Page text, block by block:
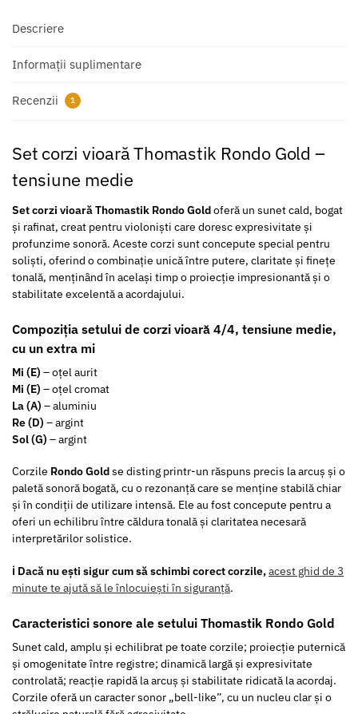
Descriere
Informații suplimentare
Recenzii 1
Set corzi vioară Thomastik Rondo Gold –
tensiune medie
Set corzi vioară Thomastik Rondo Goldoferă un sunet cald, bogat
și rafinat, creat pentru violoniști care doresc expresivitate și
profunzime sonoră. Aceste corzi sunt concepute special pentru
soliști, oferind o combinație unică între putere, claritate și finețe
tonală, menținând în același timp o proiecție impresionantă și o
stabilitate excelentă a acordajului.
Compoziția setului de corzi vioară 4/4, tensiune medie,
cu un extra mi
Mi (E) – oțel aurit
Mi (E) – oțel cromat
La (A) – aluminiu
Re (D) – argint
Sol (G) – argint
Corzile Rondo Goldse disting printr-un răspuns precis la arcuș și o
paletă sonoră bogată, cu o rezonanță care se menține stabilă chiar
și în condiții de utilizare intensă. Ele au fost concepute pentru a
oferi un echilibru între căldura tonală și claritatea necesară
interpretărilor solistice.
ℹ️ Dacă nu ești sigur cum să schimbi corect corzile,acest ghid de 3
minute te ajută să le înlocuiești în siguranță.
Caracteristici sonore ale setului Thomastik Rondo Gold
Sunet cald, amplu și echilibrat pe toate corzile; proiecție puternică
și omogenitate între registre; dinamică largă și expresivitate
controlată; reacție rapidă la arcuș și stabilitate ridicată la acordaj.
Corzile oferă un caracter sonor „bell-like”, cu un nucleu clar și o